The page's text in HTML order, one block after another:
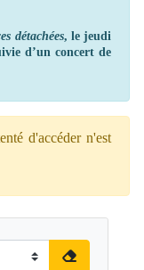
détachées, le jeudi
d’un concert de
d'accéder n'est